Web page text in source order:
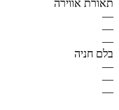
תאורת אווירה
—
—
—
בלם חניה
—
—
—